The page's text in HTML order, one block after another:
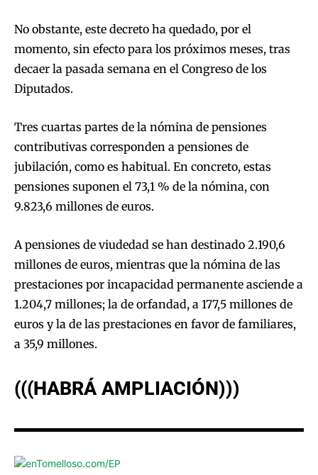
No obstante, este decreto ha quedado, por el
momento, sin efecto para los próximos meses, tras
decaer la pasada semana en el Congreso de los
Diputados.
Tres cuartas partes de la nómina de pensiones
contributivas corresponden a pensiones de
jubilación, como es habitual. En concreto, estas
pensiones suponen el 73,1 % de la nómina, con
9.823,6 millones de euros.
A pensiones de viudedad se han destinado 2.190,6
millones de euros, mientras que la nómina de las
prestaciones por incapacidad permanente asciende a
1.204,7 millones; la de orfandad, a 177,5 millones de
euros y la de las prestaciones en favor de familiares,
a 35,9 millones.
(((HABRÁ AMPLIACIÓN)))